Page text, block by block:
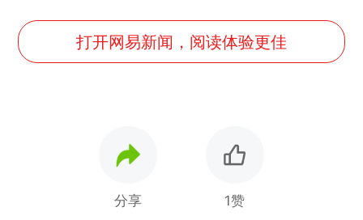
打开网易新闻，阅读体验更佳
分享 1赞